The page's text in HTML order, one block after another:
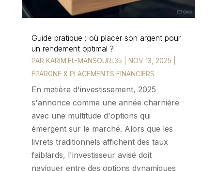
Guide pratique : où placer son argent pour
un rendement optimal ?
PAR KARIM.EL-MANSOURI.35 NOV 13, 2025
ÉPARGNE & PLACEMENTS FINANCIERS
En matière d'investissement, 2025
s'annonce comme une année charnière
avec une multitude d'options qui
émergent sur le marché. Alors que les
livrets traditionnels affichent des taux
faiblards, l'investisseur avisé doit
naviguer entre des options dynamiques